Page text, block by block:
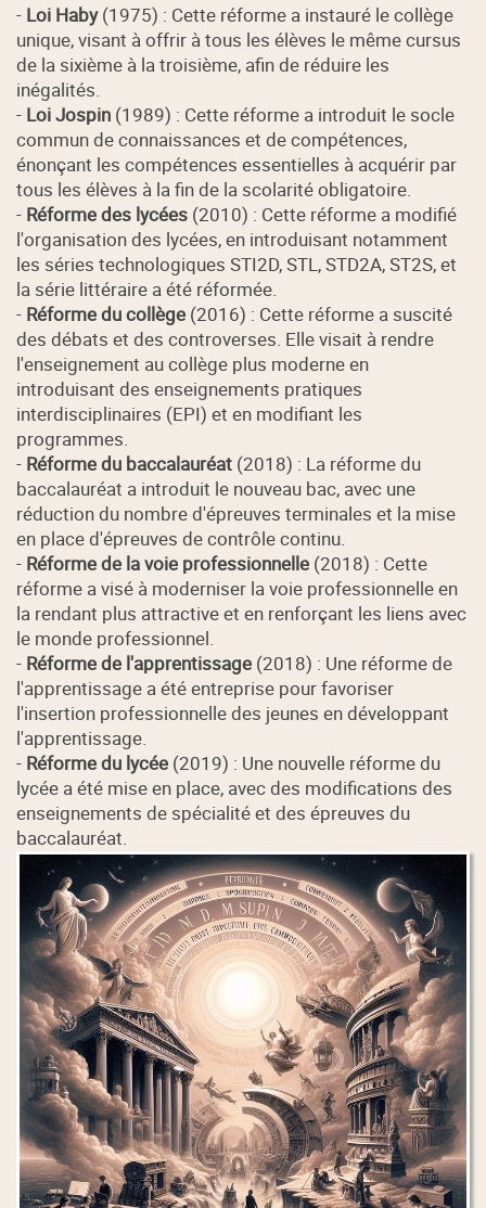
- Loi Haby(1975) : Cette réforme a instauré le collège
unique, visant à offrir à tous les élèves le même cursus
de la sixième à la troisième, afin de réduire les
inégalités.
- Loi Jospin (1989) : Cette réforme a introduit le socle
commun de connaissances et de compétences,
énonçant les compétences essentielles à acquérir par
tous les élèves à la fin de la scolarité obligatoire.
- Réforme des lycées (2010) : Cette réforme a modifié
l'organisation des lycées, en introduisant notamment
les séries technologiques STI2D, STL, STD2A, ST2S, et
la série littéraire a été réformée.
- Réforme du collège (2016) : Cette réforme a suscité
des débats et des controverses. Elle visait à rendre
l'enseignement au collège plus moderne en
introduisant des enseignements pratiques
interdisciplinaires (EPI) et en modifiant les
programmes.
- Réforme du baccalauréat (2018) : La réforme du
baccalauréat a introduit le nouveau bac, avec une
réduction du nombre d'épreuves terminales et la mise
en place d'épreuves de contrôle continu.
- Réforme de la voie professionnelle (2018) : Cette
réforme a visé à moderniser la voie professionnelle en
la rendant plus attractive et en renforçant les liens avec
le monde professionnel.
- Réforme de l'apprentissage (2018) : Une réforme de
l'apprentissage a été entreprise pour favoriser
l'insertion professionnelle des jeunes en développant
l'apprentissage.
- Réforme du lycée (2019) : Une nouvelle réforme du
lycée a été mise en place, avec des modifications des
enseignements de spécialité et des épreuves du
baccalauréat.